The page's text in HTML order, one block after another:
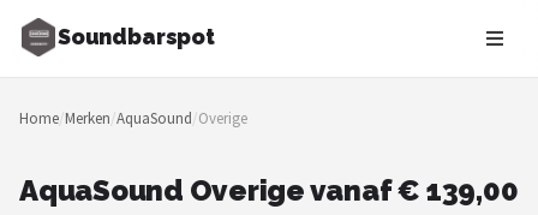
Soundbarspot
Zoeken
NAVIGATIE
Home/Merken/AquaSound/Overige
AquaSound Overige vanaf € 139,00